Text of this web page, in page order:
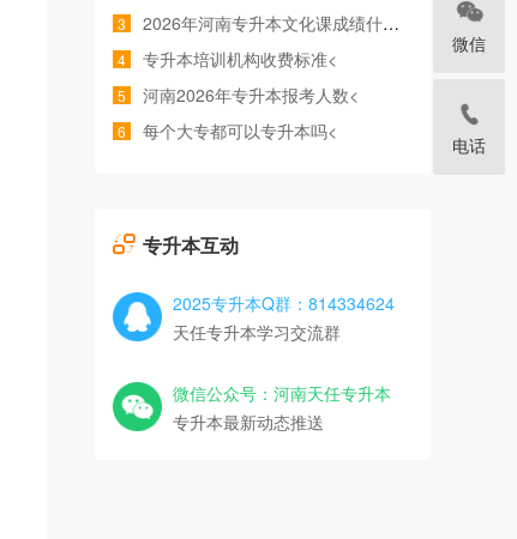
3 2026年河南专升本文化课成绩什么时候公布<
4 专升本培训机构收费标准<
5 河南2026年专升本报考人数<
6 每个大专都可以专升本吗<
专升本互动
2025专升本Q群：814334624
天任专升本学习交流群
微信公众号：河南天任专升本
专升本最新动态推送
微信
电话